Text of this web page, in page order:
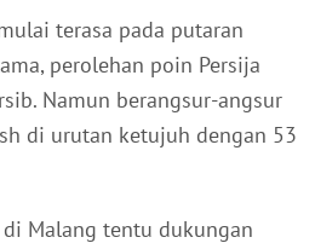
terasa pada putaran
perolehan poin Persija
Namun berangsur-angsur
di urutan ketujuh dengan 53
Malang tentu dukungan